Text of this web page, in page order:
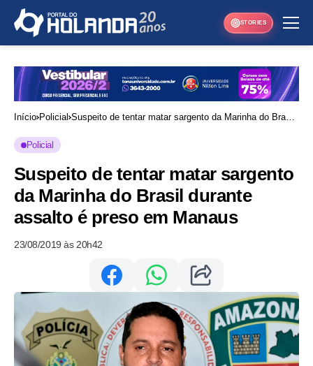
STORIES
Início Policial Suspeito de tentar matar sargento da Marinha do Brasil
Policial
Suspeito de tentar matar sargento
da Marinha do Brasil durante
assalto é preso em Manaus
23/08/2019 às 20h42